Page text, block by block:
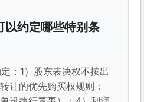
以约定哪些特别条
：1）股东表决权不按出
让的优先购买权规则；